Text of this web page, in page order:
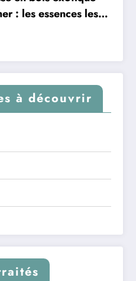
: les essences les
à découvrir